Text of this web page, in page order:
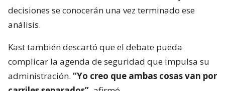
decisiones se conocerán una vez terminado ese
análisis.
Kast también descartó que el debate pueda
complicar la agenda de seguridad que impulsa su
administración. “Yo creo que ambas cosas van por